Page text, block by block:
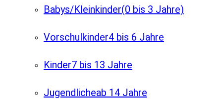
Babys/Kleinkinder(0 bis 3 Jahre)
Vorschulkinder4 bis 6 Jahre
Kinder7 bis 13 Jahre
Jugendlicheab 14 Jahre